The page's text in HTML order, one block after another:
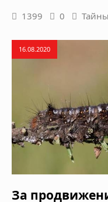
1399 0
16.08.2020
За